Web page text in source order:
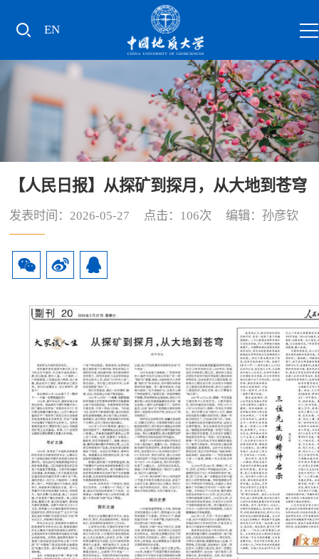
EN
【人民日报】从探矿到探月，从大地到苍穹
发表时间：2026-05-27 点击： 106次 编辑：孙彦钦